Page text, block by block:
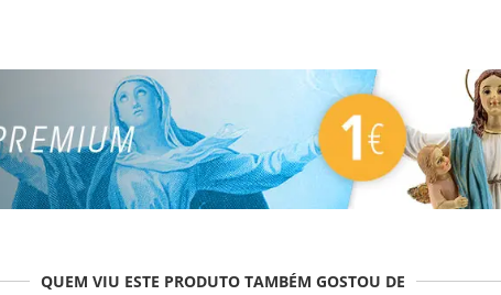
QUEM VIU ESTE PRODUTO TAMBÉM GOSTOU DE